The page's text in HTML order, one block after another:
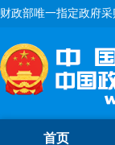
财政部唯一指定政府
首页